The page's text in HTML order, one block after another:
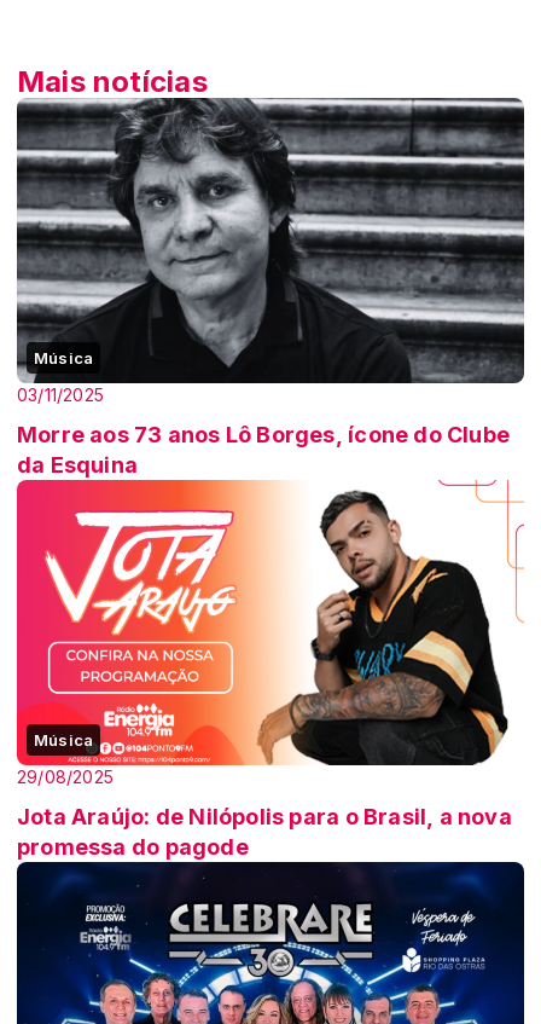
Mais notícias
Música
03/11/2025
Morre aos 73 anos Lô Borges, ícone do Clube
da Esquina
Música
29/08/2025
Jota Araújo: de Nilópolis para o Brasil, a nova
promessa do pagode